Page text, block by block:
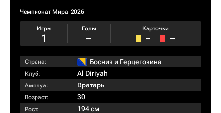
Чемпионат Мира 2026
Игры
1
Голы
–
Карточки
– –
Страна: Босния и Герцеговина
Клуб: Al Diriyah
Амплуа: Вратарь
Возраст: 30
Рост: 194 см